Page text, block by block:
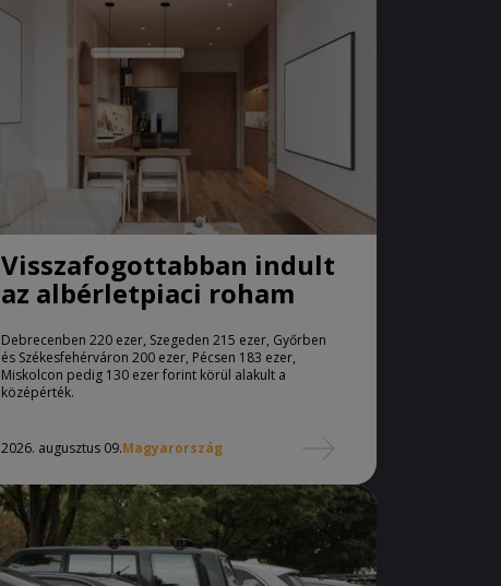
Visszafogottabban indult
az albérletpiaci roham
Debrecenben 220 ezer, Szegeden 215 ezer, Győrben
és Székesfehérváron 200 ezer, Pécsen 183 ezer,
Miskolcon pedig 130 ezer forint körül alakult a
középérték.
2026. augusztus 09.Magyarország